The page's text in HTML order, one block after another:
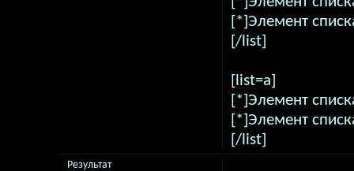
[*]Элемент
[/list]
[list=a]
[*]Элемент
[*]Элемент
[/list]
Результат